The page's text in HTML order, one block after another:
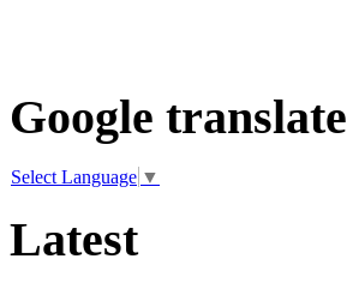
Google translate
Select Language ▼
Latest